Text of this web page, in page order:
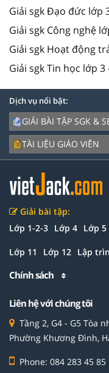
Giải sgk Đạo đức lớp
Giải sgk Công nghệ
Giải sgk Hoạt động
Giải sgk Tin học lớp 3
Dịch vụ nổi bật:
GIẢI BÀI TẬP SGK &
TÀI LIỆU GIÁO VIÊN
Giải bài tập:
Lớp 1-2-3 Lớp 4 Lớp 5
Lớp 11 Lớp 12 Lập
Chính sách
Liên hệ với chúng tôi
Tầng 2, G4 - G5 Tòa
Phường Khương Đình,
Phone: 084 283 45 85